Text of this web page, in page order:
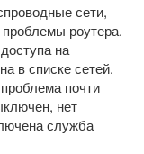
сети,
роутера.
на
в списке сетей.
почти
нет
служба